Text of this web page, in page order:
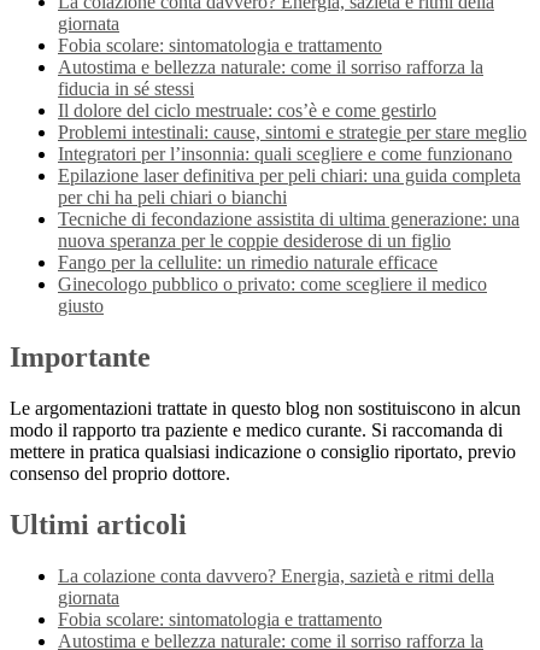
giornata
Fobia scolare: sintomatologia e trattamento
Autostima e bellezza naturale: come il sorriso rafforza la
fiducia in sé stessi
Il dolore del ciclo mestruale: cos’è e come gestirlo
Problemi intestinali: cause, sintomi e strategie per stare meglio
Integratori per l’insonnia: quali scegliere e come funzionano
Epilazione laser definitiva per peli chiari: una guida completa
per chi ha peli chiari o bianchi
Tecniche di fecondazione assistita di ultima generazione: una
nuova speranza per le coppie desiderose di un figlio
Fango per la cellulite: un rimedio naturale efficace
Ginecologo pubblico o privato: come scegliere il medico
giusto
Importante
Le argomentazioni trattate in questo blog non sostituiscono in alcun
modo il rapporto tra paziente e medico curante. Si raccomanda di
mettere in pratica qualsiasi indicazione o consiglio riportato, previo
consenso del proprio dottore.
Ultimi articoli
La colazione conta davvero? Energia, sazietà e ritmi della
giornata
Fobia scolare: sintomatologia e trattamento
Autostima e bellezza naturale: come il sorriso rafforza la